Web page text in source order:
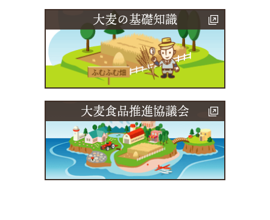
大麦の基礎知識
大麦食品推進協議会